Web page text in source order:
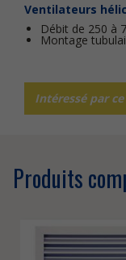
Ventilateurs
Débit de 250 à
Montage
Intéressé par
Produits